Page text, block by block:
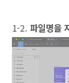
1-2. 파일명을